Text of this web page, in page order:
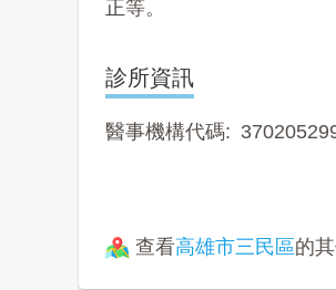
正等。
診所資訊
醫事機構代碼
查看高雄市三民區的